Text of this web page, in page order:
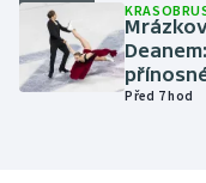
Plavání
Plážový volejbal
Před 7 hod